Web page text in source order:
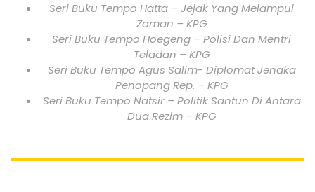
Seri Buku Tempo Hatta – Jejak Yang Melampui
Zaman – KPG
Seri Buku Tempo Hoegeng – Polisi Dan Mentri
Teladan – KPG
Seri Buku Tempo Agus Salim- Diplomat Jenaka
Penopang Rep. – KPG
Seri Buku Tempo Natsir – Politik Santun Di Antara
Dua Rezim – KPG